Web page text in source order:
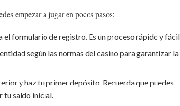
empezar a jugar en pocos pasos:
formulario de registro. Es un proceso rápido y fácil.
según las normas del casino para garantizar la
y haz tu primer depósito. Recuerda que puedes
tu saldo inicial.